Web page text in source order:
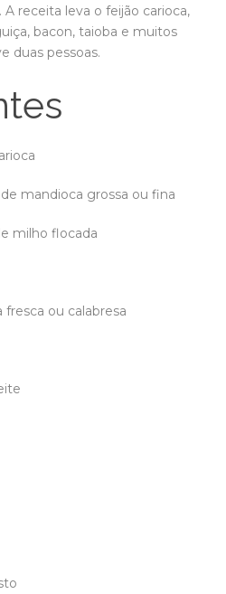
receita leva o feijão carioca,
bacon, taioba e muitos
duas pessoas.
mandioca grossa ou fina
milho flocada
ou calabresa